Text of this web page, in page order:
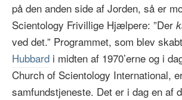
på den anden side af Jorden, så er
Scientology Frivillige Hjælpere: ”Der
ved det.” Programmet, som blev
Hubbard i midten af 1970’erne og i
Church of Scientology International,
samfundstjeneste. Det er i dag en af